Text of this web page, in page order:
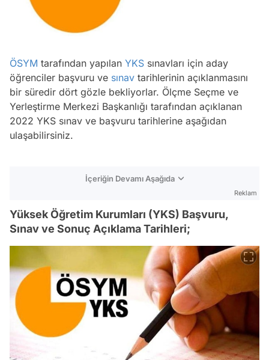
ÖSYM tarafından yapılan YKS sınavları için aday
öğrenciler başvuru ve sınav tarihlerinin açıklanmasını
bir süredir dört gözle bekliyorlar. Ölçme Seçme ve
Yerleştirme Merkezi Başkanlığı tarafından açıklanan
2022 YKS sınav ve başvuru tarihlerine aşağıdan
ulaşabilirsiniz.
İçeriğin Devamı Aşağıda
Reklam
Yüksek Öğretim Kurumları (YKS) Başvuru,
Sınav ve Sonuç Açıklama Tarihleri;